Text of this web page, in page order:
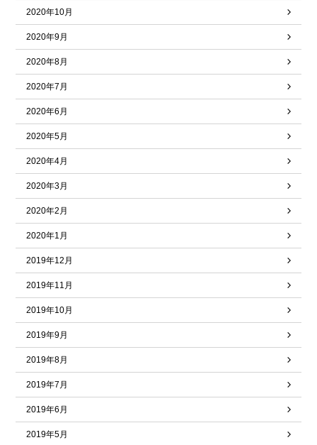
2020年10月
2020年9月
2020年8月
2020年7月
2020年6月
2020年5月
2020年4月
2020年3月
2020年2月
2020年1月
2019年12月
2019年11月
2019年10月
2019年9月
2019年8月
2019年7月
2019年6月
2019年5月